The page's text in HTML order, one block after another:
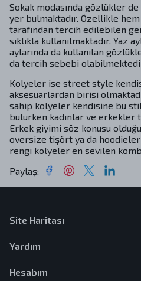
Sokak modasında gözlükler
yer bulmaktadır. Özellikle
tarafından tercih edilebilen
sıklıkla kullanılmaktadır. Yaz
aylarında da kullanılan
da tercih sebebi
Kolyeler ise street style
aksesuarlardan birisi
sahip kolyeler kendisine bu
bulurken kadınlar ve erkekler
Erkek giyimi söz konusu
oversize tişört ya da
rengi kolyeler en sevilen
Paylaş:
Site Haritası
Yardım
Hesabım